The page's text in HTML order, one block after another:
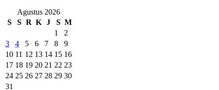
Agustus 2026
S
S R K J S M
1
2
3
4 5 6 7 8
9
10 11 12 13 14 15 16
17 18 19 20 21 22 23
24 25 26 27 28 29 30
31